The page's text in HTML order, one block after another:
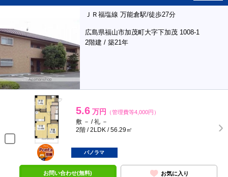
ＪＲ福塩線 万能倉駅/徒歩27分
広島県福山市加茂町大字下加茂 1008-1
2階建 / 築21年
5.6 万円 （管理費等4,000円）
敷 － / 礼 －
2階 / 2LDK / 56.29㎡
ポンタ
部屋
パノラマ
お問い合わせ(無料) お気に入り